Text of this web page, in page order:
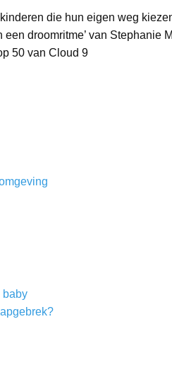
die hun eigen weg
droomritme’ van Stephanie
50 van Cloud 9
baby